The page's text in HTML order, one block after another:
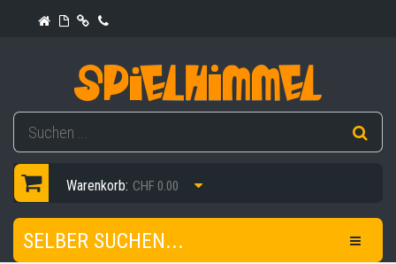
Warenkorb: CHF 0.00
SELBER SUCHEN...